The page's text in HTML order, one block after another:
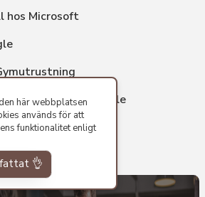
hos Microsoft
hos Google
här webbplatsen
används för att
funktionalitet enligt
👌